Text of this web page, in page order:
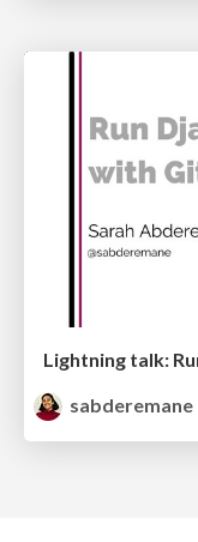
sabderemane